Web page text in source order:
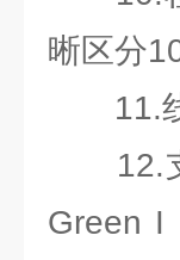
晰区分
11.线
12.支
Green I